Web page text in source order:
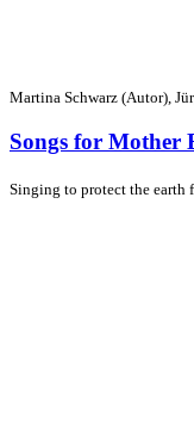
Martina Schwarz (Autor),
Songs for Mother
Singing to protect the earth